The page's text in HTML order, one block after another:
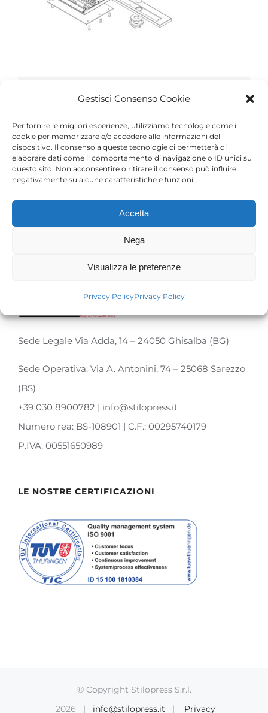
Gestisci Consenso Cookie
Per fornire le migliori esperienze, utilizziamo tecnologie come i
cookie per memorizzare e/o accedere alle informazioni del
dispositivo. Il consenso a queste tecnologie ci permetterà di
elaborare dati come il comportamento di navigazione o ID unici su
questo sito. Non acconsentire o ritirare il consenso può influire
negativamente su alcune caratteristiche e funzioni.
Accetta
Nega
Visualizza le preferenze
Privacy PolicyPrivacy Policy
Share This Article
Facebook
TwitterRedditLinkedInWhatsApp
TumblrPinterest
Vk
Xing
Email
Sede Legale Via Adda, 14 – 24050 Ghisalba (BG)
Sede Operativa: Via A. Antonini, 74 – 25068 Sarezzo
(BS)
+39 030 8900782 | info@stilopress.it
Numero rea: BS-108901 | C.F.: 00295740179
P.IVA: 00551650989
LE NOSTRE CERTIFICAZIONI
© Copyright Stilopress S.r.l.
2026 | info@stilopress.it | Privacy